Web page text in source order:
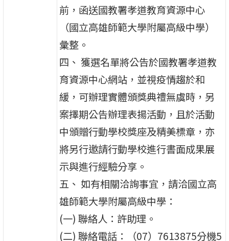
前，函送國教署孝道教育資源中心
（國立高雄師範大學附屬高級中學）
彙整。
四、 獲選名單將公告於國教署孝道教
育資源中心網站，並視疫情趨於和
緩，可辦理實體頒獎典禮無虞時，另
案擇期公告辦理表揚活動，且於活動
中頒贈行動學校獎座及精美標章，亦
將另行邀請行動學校進行書面成果展
示與進行經驗分享。
五、 如有相關洽詢事宜，請洽國立高
雄師範大學附屬高級中學：
(一) 聯絡人：許助理。
(二) 聯絡電話：（07）7613875分機5